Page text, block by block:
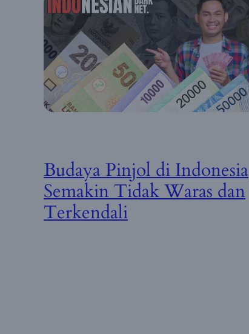
Budaya Pinjol di Indonesia
Semakin Tidak Waras dan
Terkendali